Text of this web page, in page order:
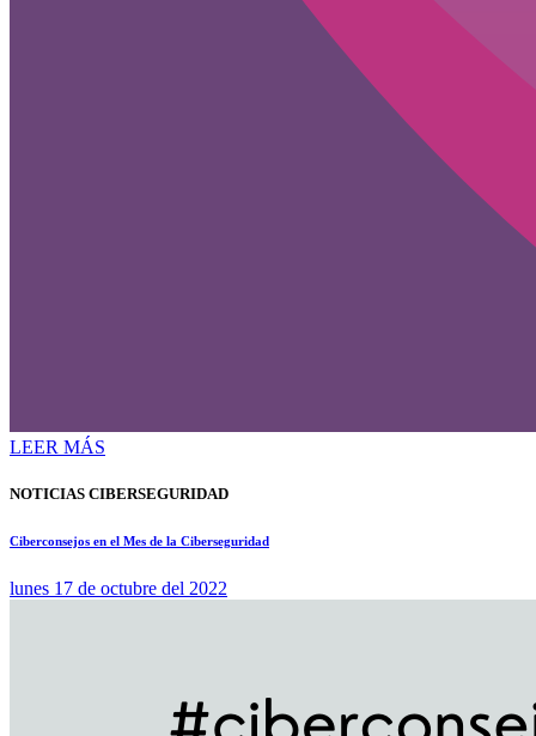
LEER MÁS
NOTICIAS CIBERSEGURIDAD
Ciberconsejos en el Mes de la Ciberseguridad
lunes 17 de octubre del 2022